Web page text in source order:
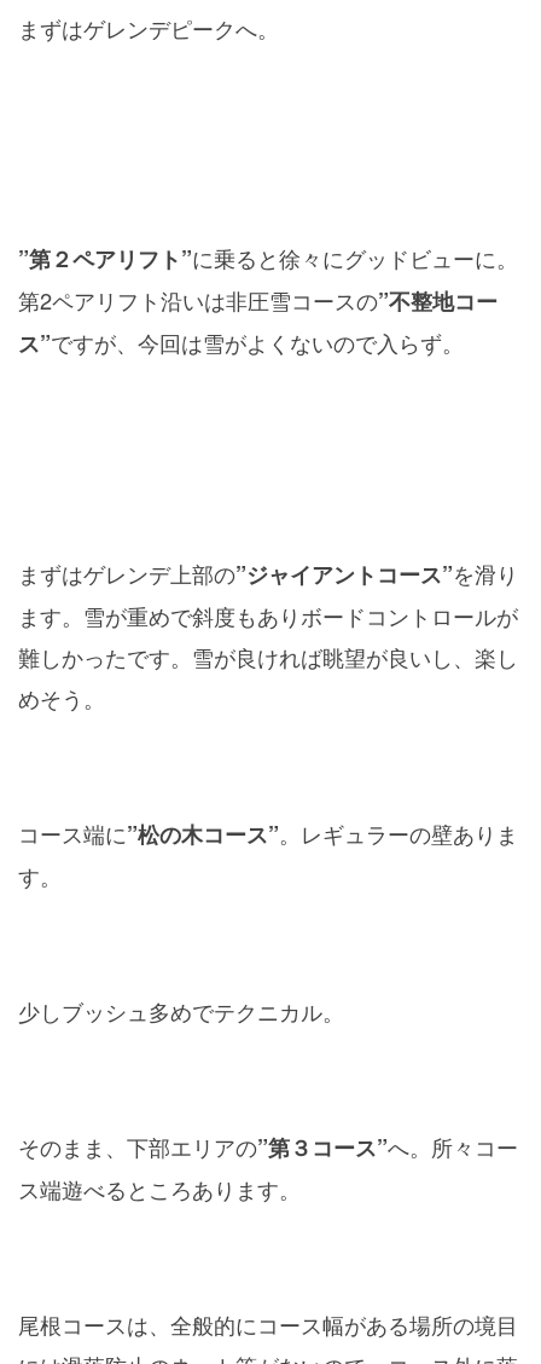
まずはゲレンデピークへ。
”第２ペアリフト”に乗ると徐々にグッドビューに。
第2ペアリフト沿いは非圧雪コースの”不整地コー
ス”ですが、今回は雪がよくないので入らず。
まずはゲレンデ上部の”ジャイアントコース”を滑り
ます。雪が重めで斜度もありボードコントロールが
難しかったです。雪が良ければ眺望が良いし、楽し
めそう。
コース端に”松の木コース”。レギュラーの壁ありま
す。
少しブッシュ多めでテクニカル。
そのまま、下部エリアの”第３コース”へ。所々コー
ス端遊べるところあります。
尾根コースは、全般的にコース幅がある場所の境目